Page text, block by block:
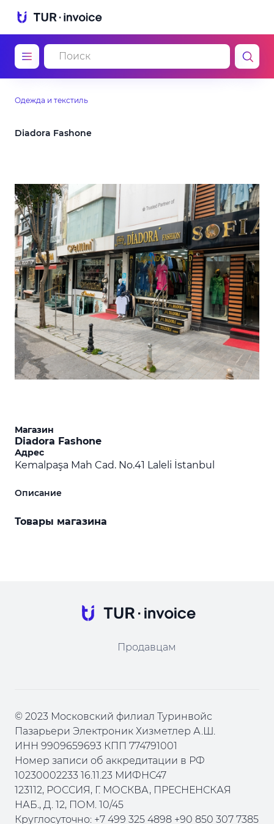
Одежда и текстиль
Diadora Fashone
Магазин
Diadora Fashone
Адрес
Kemalpaşa Mah Cad. No.41 Laleli İstanbul
Описание
Товары магазина
Продавцам
© 2023 Московский филиал Туринвойс
Пазарьери Электроник Хизметлер А.Ш.
ИНН 9909659693 КПП 774791001
Номер записи об аккредитации в РФ
10230002233 16.11.23 МИФНС47
123112, РОССИЯ, Г. МОСКВА, ПРЕСНЕНСКАЯ
НАБ., Д. 12, ПОМ. 10/45
Круглосуточно: +7 499 325 4898 +90 850 307 7385